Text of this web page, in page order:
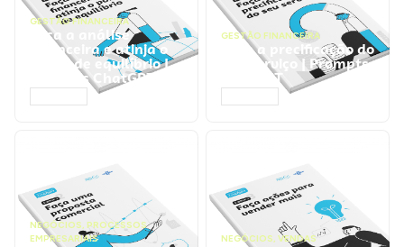
GESTÃO FINANCEIRA
Faça a análise
financeira e atinja o
ponto de equilíbrio |
Prompts ChatGPT
GESTÃO FINANCEIRA
Faça a precificação do
seu serviço | Prompts
ChatGPT
NEGÓCIOS, PROCESSOS
EMPRESARIAIS
NEGÓCIOS, VENDAS